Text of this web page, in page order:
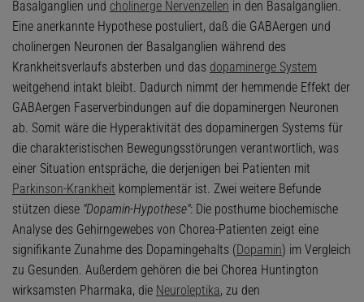
Basalganglien und cholinerge Nervenzellen in den Basalganglien.
Eine anerkannte Hypothese postuliert, daß die GABAergen und
cholinergen Neuronen der Basalganglien während des
Krankheitsverlaufs absterben und das dopaminerge System
weitgehend intakt bleibt. Dadurch nimmt der hemmende Effekt der
GABAergen Faserverbindungen auf die dopaminergen Neuronen
ab. Somit wäre die Hyperaktivität des dopaminergen Systems für
die charakteristischen Bewegungsstörungen verantwortlich, was
einer Situation entspräche, die derjenigen bei Patienten mit
Parkinson-Krankheit komplementär ist. Zwei weitere Befunde
stützen diese "Dopamin-Hypothese": Die posthume biochemische
Analyse des Gehirngewebes von Chorea-Patienten zeigt eine
signifikante Zunahme des Dopamingehalts (Dopamin) im Vergleich
zu Gesunden. Außerdem gehören die bei Chorea Huntington
wirksamsten Pharmaka, die Neuroleptika, zu den